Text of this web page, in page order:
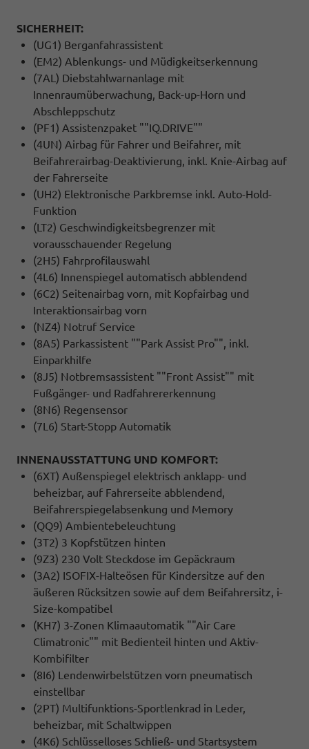
SICHERHEIT:
(UG1) Berganfahrassistent
(EM2) Ablenkungs- und Müdigkeitserkennung
(7AL) Diebstahlwarnanlage mit
Innenraumüberwachung, Back-up-Horn und
Abschleppschutz
(PF1) Assistenzpaket ""IQ.DRIVE""
(4UN) Airbag für Fahrer und Beifahrer, mit
Beifahrerairbag-Deaktivierung, inkl. Knie-Airbag auf
der Fahrerseite
(UH2) Elektronische Parkbremse inkl. Auto-Hold-
Funktion
(LT2) Geschwindigkeitsbegrenzer mit
vorausschauender Regelung
(2H5) Fahrprofilauswahl
(4L6) Innenspiegel automatisch abblendend
(6C2) Seitenairbag vorn, mit Kopfairbag und
Interaktionsairbag vorn
(NZ4) Notruf Service
(8A5) Parkassistent ""Park Assist Pro"", inkl.
Einparkhilfe
(8J5) Notbremsassistent ""Front Assist"" mit
Fußgänger- und Radfahrererkennung
(8N6) Regensensor
(7L6) Start-Stopp Automatik
INNENAUSSTATTUNG UND KOMFORT:
(6XT) Außenspiegel elektrisch anklapp- und
beheizbar, auf Fahrerseite abblendend,
Beifahrerspiegelabsenkung und Memory
(QQ9) Ambientebeleuchtung
(3T2) 3 Kopfstützen hinten
(9Z3) 230 Volt Steckdose im Gepäckraum
(3A2) ISOFIX-Halteösen für Kindersitze auf den
äußeren Rücksitzen sowie auf dem Beifahrersitz, i-
Size-kompatibel
(KH7) 3-Zonen Klimaautomatik ""Air Care
Climatronic"" mit Bedienteil hinten und Aktiv-
Kombifilter
(8I6) Lendenwirbelstützen vorn pneumatisch
einstellbar
(2PT) Multifunktions-Sportlenkrad in Leder,
beheizbar, mit Schaltwippen
(4K6) Schlüsselloses Schließ- und Startsystem